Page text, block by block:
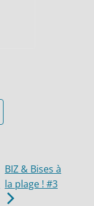
BIZ & Bises à
la plage ! #3